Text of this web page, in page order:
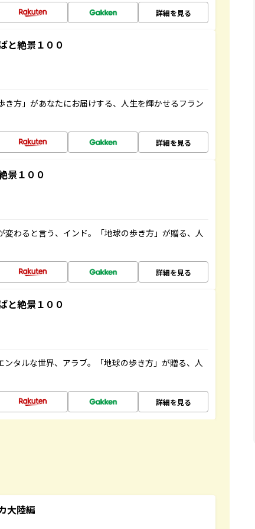
詳細を見る
と絶景１００
方」があなたにお届けする、人生を輝かせるフラン
詳細を見る
景１００
わると言う、インド。「地球の歩き方」が贈る、人
詳細を見る
と絶景１００
タルな世界、アラブ。「地球の歩き方」が贈る、人
詳細を見る
大陸編